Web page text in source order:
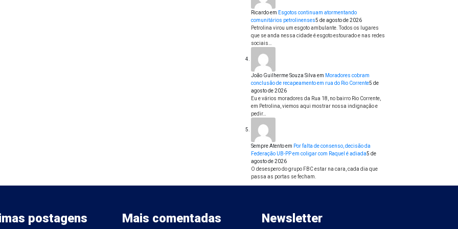
Ricardoem Esgotos continuam atormentando
comunitários petrolinenses5 de agosto de 2026
Petrolina virou um esgoto ambulante. Todos os lugares
que se anda nessa cidade é esgoto estourado e nas redes
sociais…
João Guilherme Souza Silva em Moradores cobram
conclusão de recapeamento em rua do Rio Corrente5 de
agosto de 2026
Eu e vários moradores da Rua 18, no bairro Rio Corrente,
em Petrolina, viemos aqui mostrar nossa indignação e
pedir…
Sempre Atentoem Por falta de consenso, decisão da
Federação UB-PP em coligar com Raquel é adiada5 de
agosto de 2026
O desespero do grupo FBC estar na cara, cada dia que
passa as portas se fecham.
postagens Mais comentadas Newsletter